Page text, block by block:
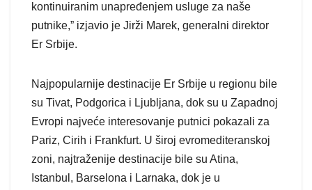
kontinuiranim unapređenjem usluge za naše
putnike,” izjavio je Jirži Marek, generalni direktor
Er Srbije.
Najpopularnije destinacije Er Srbije u regionu bile
su Tivat, Podgorica i Ljubljana, dok su u Zapadnoj
Evropi najveće interesovanje putnici pokazali za
Pariz, Cirih i Frankfurt. U široj evromediteranskoj
zoni, najtraženije destinacije bile su Atina,
Istanbul, Barselona i Larnaka, dok je u